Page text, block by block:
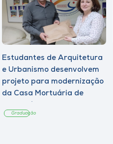
Estudantes de Arquitetura
e Urbanismo desenvolvem
projeto para modernização
da Casa Mortuária de
Graduação